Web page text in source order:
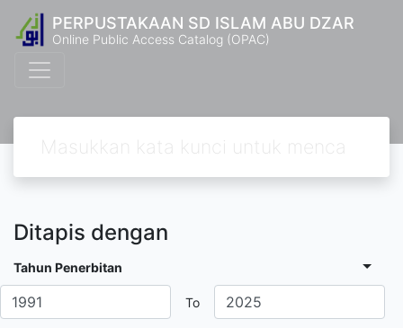
PERPUSTAKAAN SD ISLAM ABU DZAR
Online Public Access Catalog (OPAC)
Ditapis dengan
Tahun Penerbitan
To